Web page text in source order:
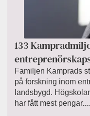
133
Familjen Kamprads
på forskning inom
landsbygd.
har fått mest pengar....